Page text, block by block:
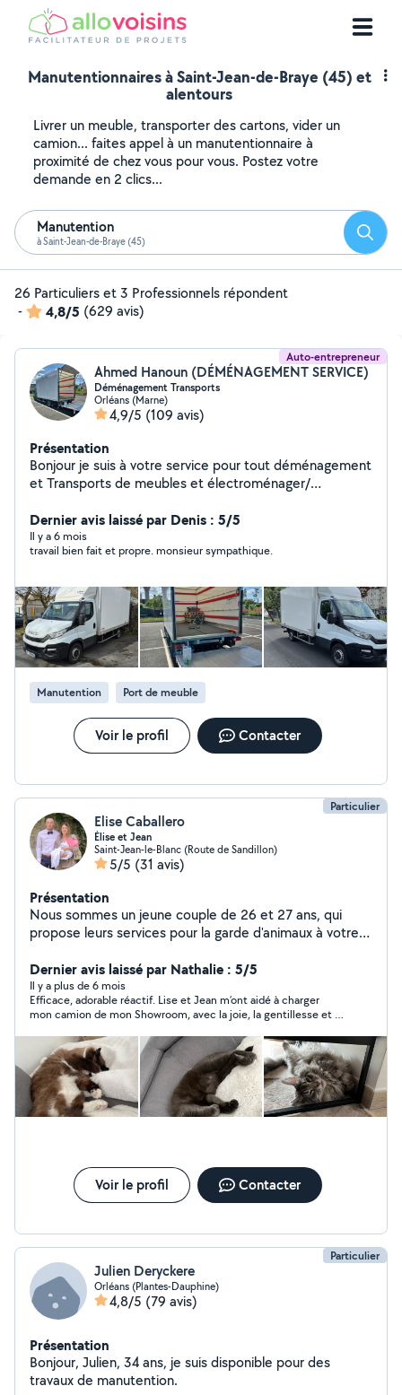
Manutentionnaires à Saint-Jean-de-Braye (45) et
alentours
Livrer un meuble, transporter des cartons, vider un
camion... faites appel à un manutentionnaire à
proximité de chez vous pour vous. Postez votre
demande en 2 clics...
Manutention
à Saint-Jean-de-Braye (45)
26 Particuliers et 3 Professionnels répondent
-
4,8/5 (629 avis)
Auto-entrepreneur
Ahmed Hanoun (DÉMÉNAGEMENT SERVICE)
Déménagement Transports
Orléans (Marne)
4,9/5 (109 avis)
Présentation
Bonjour je suis à votre service pour tout déménagement
et Transports de meubles et électroménager/
Dernier avis laissé par Denis : 5/5
Il y a 6 mois
travail bien fait et propre. monsieur sympathique.
Manutention Port de meuble
Voir le profil Contacter
Particulier
Elise Caballero
Élise et Jean
Saint-Jean-le-Blanc (Route de Sandillon)
5/5 (31 avis)
Présentation
Nous sommes un jeune couple de 26 et 27 ans, qui
propose leurs services pour la garde d'animaux à votre
pratiquons la garde d'animaux, nous aimons la proximité
entre le propriétaire l'animal et nous mêmes. Nous
prenons le temps d'accompagner les propriétaires dans
la confiance. Mon compagnon effectue également de la
manutention et déménagement. Pour ma part j'effectue
aussi des ménages et également de la location et
prestation de shampouineuse
Dernier avis laissé par Nathalie : 5/5
Il y a plus de 6 mois
Efficace, adorable réactif. Lise et Jean m’ont aidé à charger
mon camion de mon Showroom, avec la joie, la gentillesse et la
Voir le profil Contacter
Particulier
Julien Deryckere
Orléans (Plantes-Dauphine)
4,8/5 (79 avis)
Présentation
Bonjour, Julien, 34 ans, je suis disponible pour des
travaux de manutention.